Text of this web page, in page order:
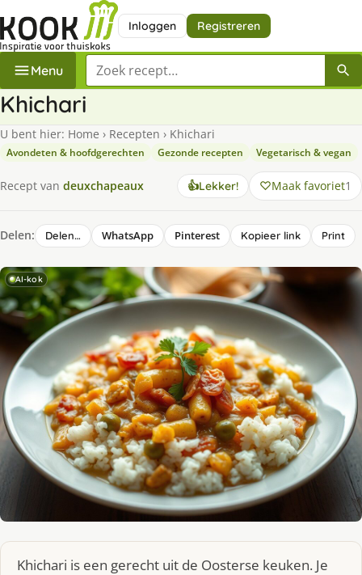
Inloggen Registreren
Menu Zoek een recept
Khichari
U bent hier: Home › Recepten › Khichari
Avondeten & hoofdgerechten Gezonde recepten Vegetarisch & vegan
Recept van deuxchapeaux 👍Lekker! Maak favoriet1
Delen: Delen… WhatsApp Pinterest Kopieer link Print
AI-kok
Khichari is een gerecht uit de Oosterse keuken. Je